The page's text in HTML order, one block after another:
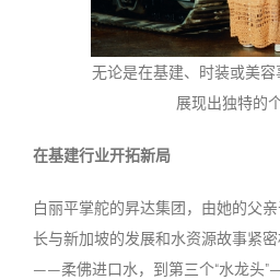
无论是在基建、时装或美
展现出独特的个
在基建行业开拓新局
白丽平掌舵的昇达集团，由她的父
长与新加坡的发展和水资源故事紧
——柔佛进口水，到第三个“水龙头